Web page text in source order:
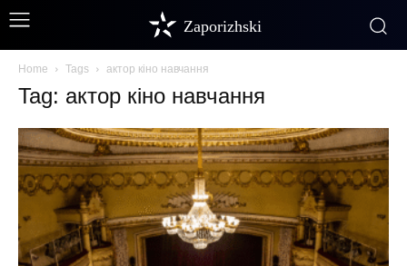
Zaporizhski
Home Tags актор кіно навчання
Tag: актор кіно навчання